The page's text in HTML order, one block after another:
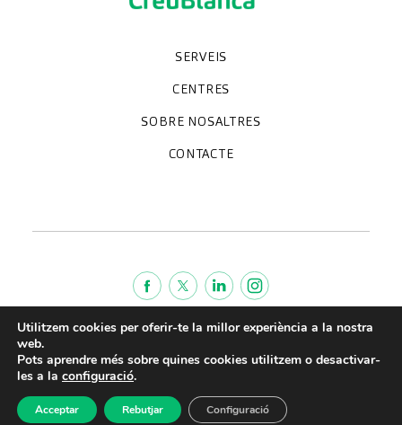
SERVEIS
Especialitats
Proves diagnòstiques
Revisions mèdiques
Unitats especialitzades
CENTRES
Clínica CreuBlanca
CreuBlanca Tarradellas
Diagnosis Médica
Hospital CreuBlanca Maresme
SOBRE NOSALTRES
Qui som
Treballa amb nosaltres
Blog
CreuBlanca Empreses
Preguntes freqüents
CONTACTE
Termes de servei
Avis legal
Política de privacitat
Política de qualitat
Utilitzem cookies per oferir-te la millor experiència a la nostra
web.
Pots aprendre més sobre quines cookies utilitzem o desactivar-
les a la configuració.
Acceptar Rebutjar Configuració